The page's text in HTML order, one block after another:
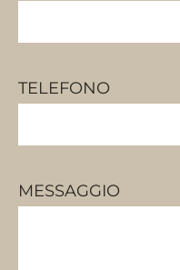
TELEFONO
MESSAGGIO